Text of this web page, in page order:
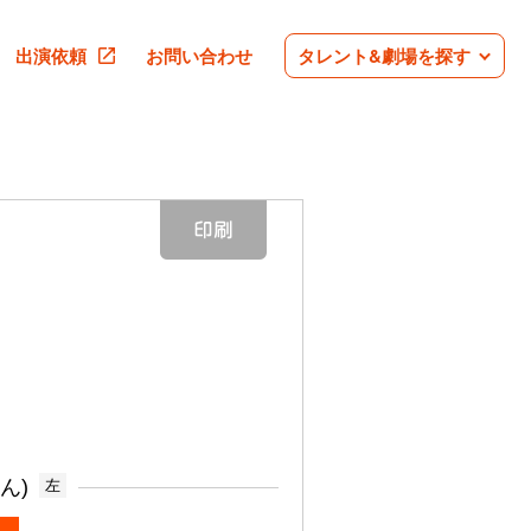
出演依頼 お問い合わせ タレント&劇場を探す
) 左